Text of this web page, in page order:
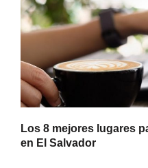
Los 8 mejores lugares
en El Salvador